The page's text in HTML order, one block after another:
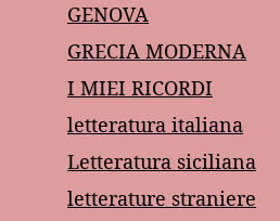
GENOVA
GRECIA MODERNA
I MIEI RICORDI
letteratura italiana
Letteratura siciliana
letterature straniere